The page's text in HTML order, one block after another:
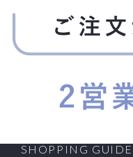
SHOPPING GUIDE